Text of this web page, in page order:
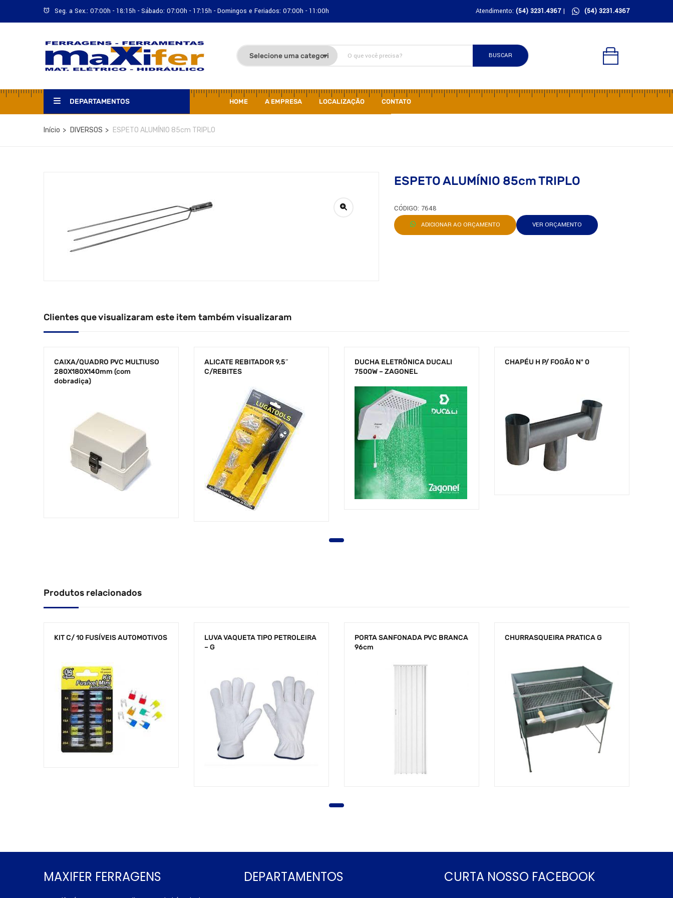
Seg. a Sex.: 07:00h - 18:15h - Sábado: 07:00h - 17:15h - Domingos e Feriados: 07:00h - 11:00h Atendimento: (54) 3231.4367| (54) 3231.4367
BUSCAR
DEPARTAMENTOS HOME A EMPRESA LOCALIZAÇÃO CONTATO
Início DIVERSOS ESPETO ALUMÍNIO 85cm TRIPLO
ESPETO ALUMÍNIO 85cm TRIPLO
CÓDIGO: 7648
ADICIONAR AO ORÇAMENTO VER ORÇAMENTO
Clientes que visualizaram este item também visualizaram
CAIXA/QUADRO PVC MULTIUSO
280X180X140mm (com
dobradiça)
ALICATE REBITADOR 9,5″
C/REBITES
DUCHA ELETRÔNICA DUCALI
7500W – ZAGONEL
CHAPÉU H P/ FOGÃO Nº 0
Produtos relacionados
KIT C/ 10 FUSÍVEIS AUTOMOTIVOS
LUVA VAQUETA TIPO PETROLEIRA
– G
PORTA SANFONADA PVC BRANCA
96cm
CHURRASQUEIRA PRATICA G
MAXIFER FERRAGENS DEPARTAMENTOS CURTA NOSSO FACEBOOK